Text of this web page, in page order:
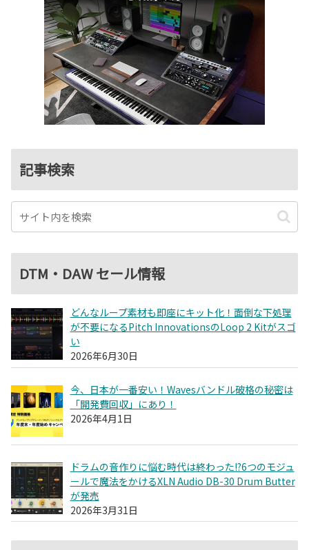
記事検索
DTM・DAW セール情報
どんなループ素材も即座にキット化！面倒な下処理
が不要になるPitch InnovationsのLoop 2 Kitがスゴ
い
2026年6月30日
今、日本が一番安い！Wavesバンドル破格の秘密は
「開発費回収」にあり！
2026年4月1日
ドラムの音作りに悩む時代は終わった!?6つのモジュ
ールで魔法をかけるXLN Audio DB-30 Drum Butter
が発売
2026年3月31日